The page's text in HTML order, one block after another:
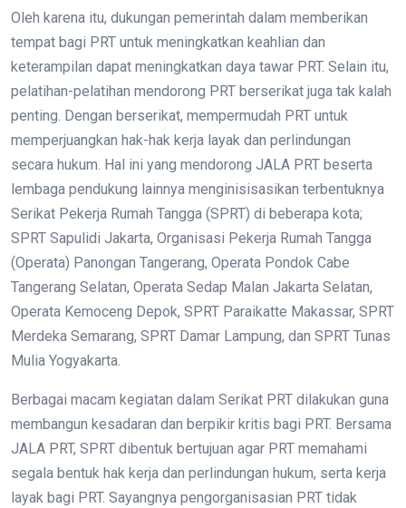
Oleh karena itu, dukungan pemerintah dalam memberikan
tempat bagi PRT untuk meningkatkan keahlian dan
keterampilan dapat meningkatkan daya tawar PRT. Selain itu,
pelatihan-pelatihan mendorong PRT berserikat juga tak kalah
penting. Dengan berserikat, mempermudah PRT untuk
memperjuangkan hak-hak kerja layak dan perlindungan
secara hukum. Hal ini yang mendorong JALA PRT beserta
lembaga pendukung lainnya menginisisasikan terbentuknya
Serikat Pekerja Rumah Tangga (SPRT) di beberapa kota;
SPRT Sapulidi Jakarta, Organisasi Pekerja Rumah Tangga
(Operata) Panongan Tangerang, Operata Pondok Cabe
Tangerang Selatan, Operata Sedap Malan Jakarta Selatan,
Operata Kemoceng Depok, SPRT Paraikatte Makassar, SPRT
Merdeka Semarang, SPRT Damar Lampung, dan SPRT Tunas
Mulia Yogyakarta.
Berbagai macam kegiatan dalam Serikat PRT dilakukan guna
membangun kesadaran dan berpikir kritis bagi PRT. Bersama
JALA PRT, SPRT dibentuk bertujuan agar PRT memahami
segala bentuk hak kerja dan perlindungan hukum, serta kerja
layak bagi PRT. Sayangnya pengorganisasian PRT tidak